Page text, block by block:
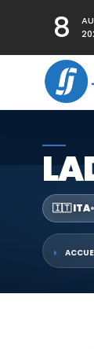
8
🇮🇹 ITA•